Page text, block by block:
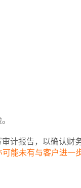
计报告，以确认财
能未有与客户进一